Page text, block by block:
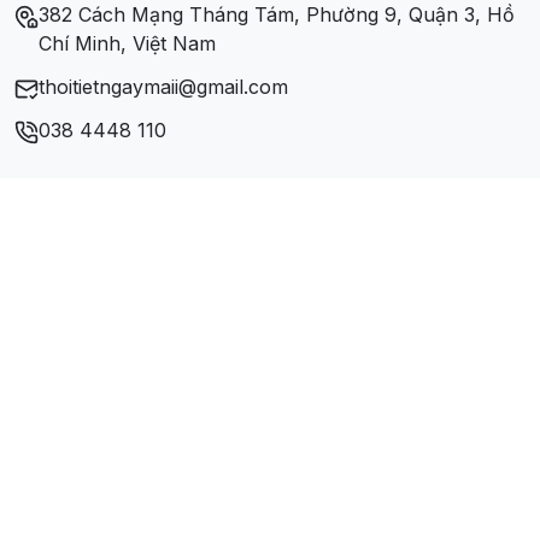
Xã Điện Thọ
Xã Điện Tiến
382 Cách Mạng Tháng Tám, Phường 9, Quận 3, Hồ
Chí Minh, Việt Nam
thoitietngaymaii@gmail.com
038 4448 110